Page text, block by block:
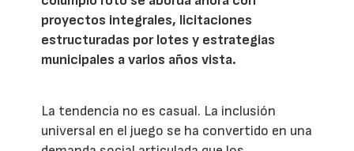
proyectos integrales, licitaciones
estructuradas por lotes y estrategias
municipales a varios años vista.
La tendencia no es casual. La inclusión
universal en el juego se ha convertido en una